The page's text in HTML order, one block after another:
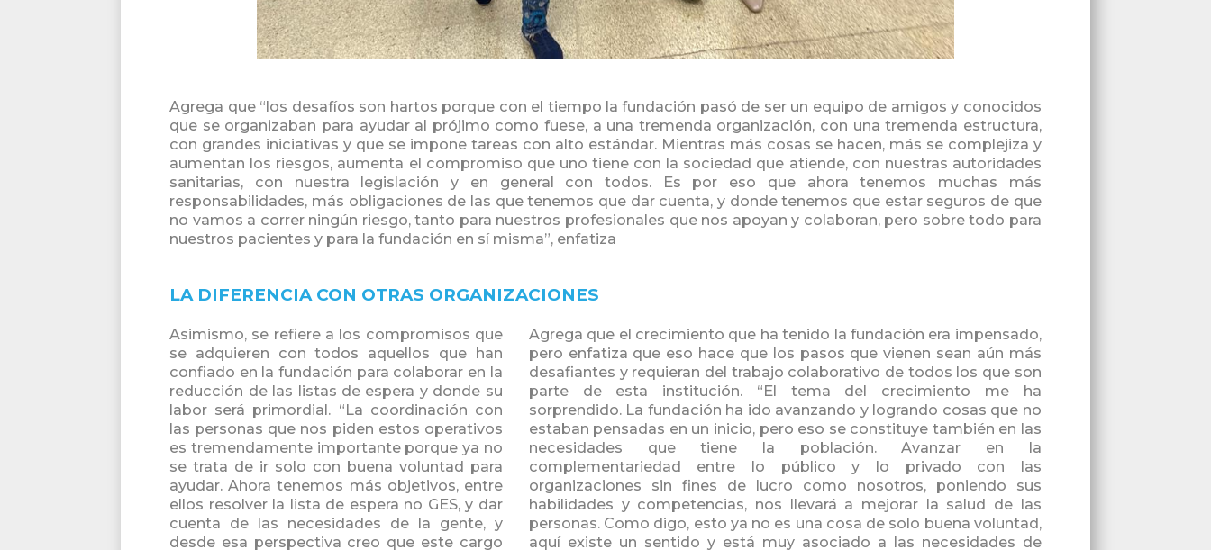
Agrega que “los desafíos son hartos porque con el tiempo la fundación pasó de ser un equipo de amigos y conocidos
que se organizaban para ayudar al prójimo como fuese, a una tremenda organización, con una tremenda estructura,
con grandes iniciativas y que se impone tareas con alto estándar. Mientras más cosas se hacen, más se complejiza y
aumentan los riesgos, aumenta el compromiso que uno tiene con la sociedad que atiende, con nuestras autoridades
sanitarias, con nuestra legislación y en general con todos. Es por eso que ahora tenemos muchas más
responsabilidades, más obligaciones de las que tenemos que dar cuenta, y donde tenemos que estar seguros de que
no vamos a correr ningún riesgo, tanto para nuestros profesionales que nos apoyan y colaboran, pero sobre todo para
nuestros pacientes y para la fundación en sí misma”, enfatiza
LA DIFERENCIA CON OTRAS ORGANIZACIONES
Asimismo, se refiere a los compromisos que
se adquieren con todos aquellos que han
confiado en la fundación para colaborar en la
reducción de las listas de espera y donde su
labor será primordial. “La coordinación con
las personas que nos piden estos operativos
es tremendamente importante porque ya no
se trata de ir solo con buena voluntad para
ayudar. Ahora tenemos más objetivos, entre
ellos resolver la lista de espera no GES, y dar
cuenta de las necesidades de la gente, y
desde esa perspectiva creo que este cargo
Agrega que el crecimiento que ha tenido la fundación era impensado,
pero enfatiza que eso hace que los pasos que vienen sean aún más
desafiantes y requieran del trabajo colaborativo de todos los que son
parte de esta institución. “El tema del crecimiento me ha
sorprendido. La fundación ha ido avanzando y logrando cosas que no
estaban pensadas en un inicio, pero eso se constituye también en las
necesidades que tiene la población. Avanzar en la
complementariedad entre lo público y lo privado con las
organizaciones sin fines de lucro como nosotros, poniendo sus
habilidades y competencias, nos llevará a mejorar la salud de las
personas. Como digo, esto ya no es una cosa de solo buena voluntad,
aquí existe un sentido y está muy asociado a las necesidades de